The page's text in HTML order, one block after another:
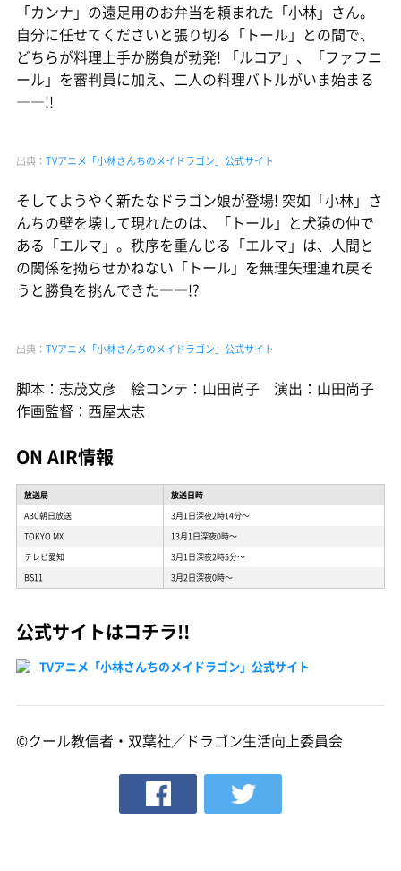
「カンナ」の遠足用のお弁当を頼まれた「小林」さん。
自分に任せてくださいと張り切る「トール」との間で、
どちらが料理上手か勝負が勃発! 「ルコア」、「ファフニ
ール」を審判員に加え、二人の料理バトルがいま始まる
――!!
出典： TVアニメ「小林さんちのメイドラゴン」公式サイト
そしてようやく新たなドラゴン娘が登場! 突如「小林」さ
んちの壁を壊して現れたのは、「トール」と犬猿の仲で
ある「エルマ」。秩序を重んじる「エルマ」は、人間と
の関係を拗らせかねない「トール」を無理矢理連れ戻そ
うと勝負を挑んできた――!?
出典： TVアニメ「小林さんちのメイドラゴン」公式サイト
脚本：志茂文彦 絵コンテ：山田尚子 演出：山田尚子
作画監督：西屋太志
ON AIR情報
放送局
放送日時
ABC朝日放送
3月1日深夜2時14分〜
TOKYO MX
13月1日深夜0時〜
テレビ愛知
3月1日深夜2時5分〜
BS11
3月2日深夜0時〜
公式サイトはコチラ!!
TVアニメ「小林さんちのメイドラゴン」公式サイト
©クール教信者・双葉社／ドラゴン生活向上委員会